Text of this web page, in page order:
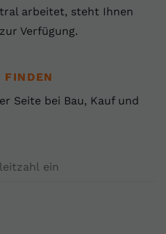
arbeitet, steht Ihnen
Verfügung.
FINDEN
Seite bei Bau, Kauf und